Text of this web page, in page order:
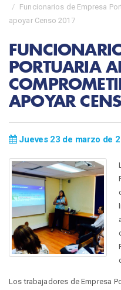
Funcionarios de Empresa
apoyar Censo 2017
PORTUARIA
APOYAR
Jueves 23 de marzo de
Los trabajadores de Empresa